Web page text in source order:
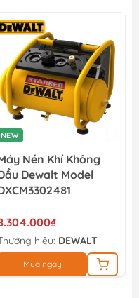
NEW
Nén Khí Không
Dewalt Model
hiệu: DEWALT
Mua ngay